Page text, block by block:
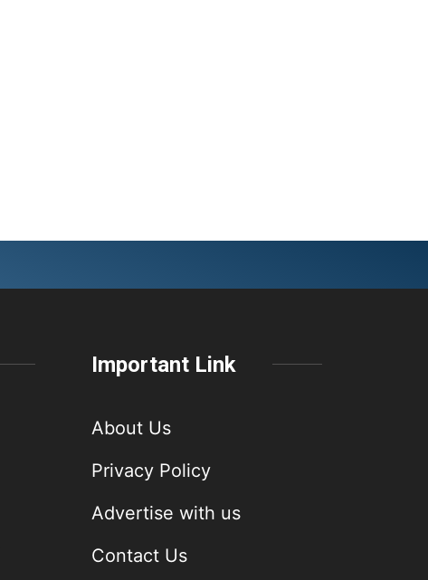
Important Link
About Us
Privacy Policy
Advertise with us
Contact Us